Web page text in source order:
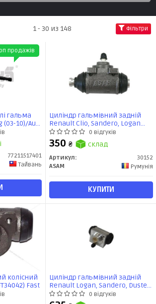
1 - 30 из 148 Фільтри
гальма
(03-10)/Audi
VIKA
77211517401
Тайвань
продажів
Циліндр гальмівний задній
Renault Clio, Sandero, Logan
1.2i, 1.4i, 1.5d, 1.6i, 1.9d (17,5 мм)
(30152) Asam
0 відгуків
350 ₴ склад
Артикул:
30152
ASAM
Румунія
КУПИТИ
колісний
Fast
Циліндр гальмівний задній
Renault Logan, Sandero, Duster
1.4i, 1.5d, 1.6i, 2.0i (05-) (19 мм)
(30929) Asam
0 відгуків